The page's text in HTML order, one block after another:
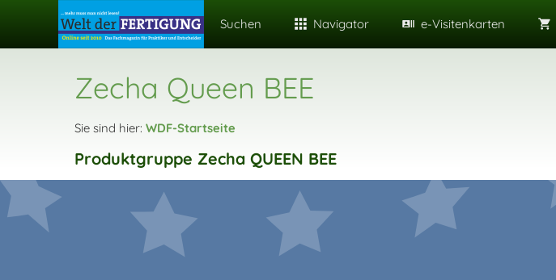
Suchen Navigator e-Visitenkarten
Zecha Queen BEE
Sie sind hier: WDF-Startseite
Produktgruppe Zecha QUEEN BEE